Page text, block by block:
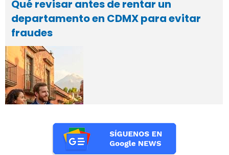
Qué revisar antes de rentar un
departamento en CDMX para evitar
fraudes